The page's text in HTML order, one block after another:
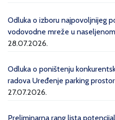
Odluka o izboru najpovoljnijeg
vodovodne mreže u
28.07.2026.
Odluka o poništenju
radova Uređenje parking
27.07.2026.
Preliminarna rang lista